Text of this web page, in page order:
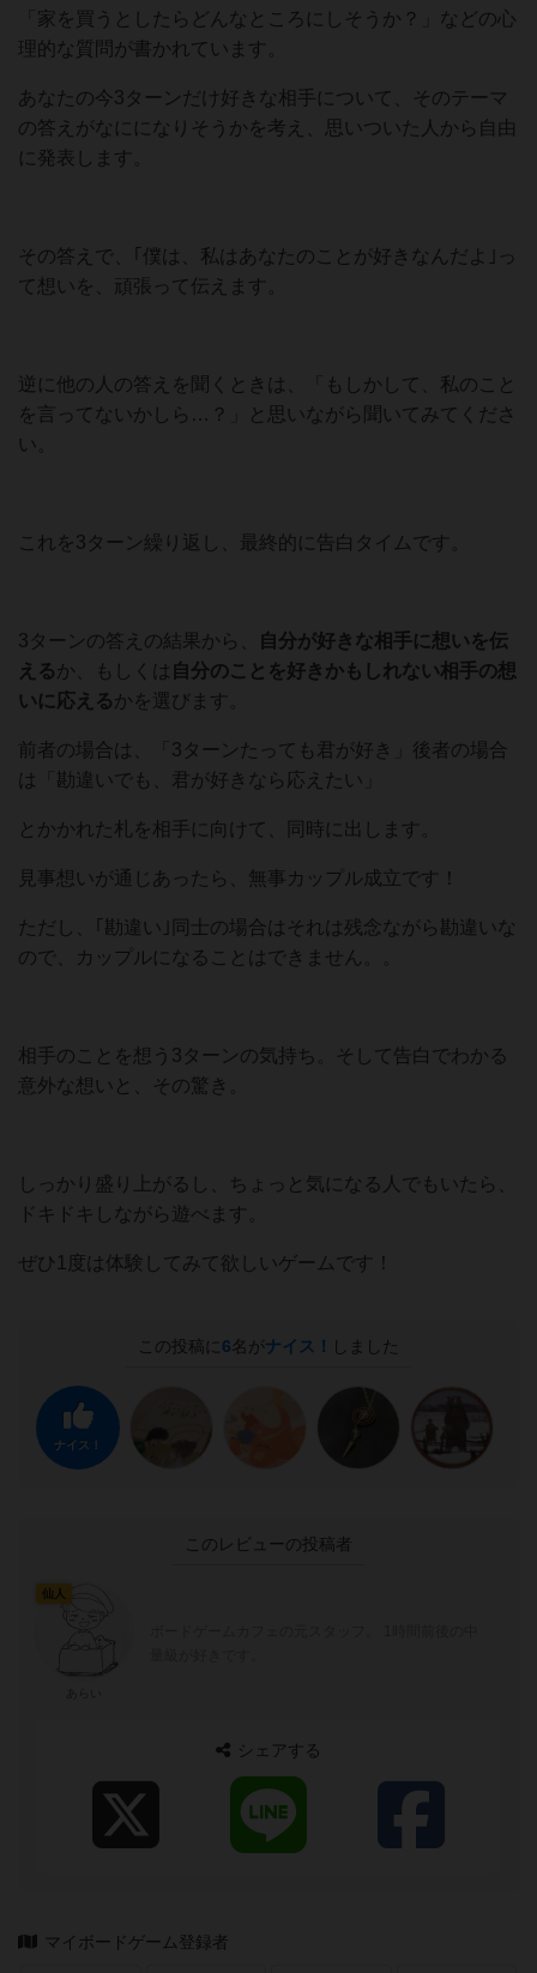
「家を買うとしたらどんなところにしそうか？」などの心
理的な質問が書かれています。
あなたの今3ターンだけ好きな相手について、そのテーマ
の答えがなにになりそうかを考え、思いついた人から自由
に発表します。
その答えで、｢僕は、私はあなたのことが好きなんだよ｣っ
て想いを、頑張って伝えます。
逆に他の人の答えを聞くときは、「もしかして、私のこと
を言ってないかしら…？」と思いながら聞いてみてくださ
い。
これを3ターン繰り返し、最終的に告白タイムです。
3ターンの答えの結果から、
自分が好きな相手に想いを伝
えるか、もしくは 自分のことを好きかもしれない相手の想
いに応えるかを選びます。
前者の場合は、「3ターンたっても君が好き」後者の場合
は「勘違いでも、君が好きなら応えたい」
とかかれた札を相手に向けて、同時に出します。
見事想いが通じあったら、無事カップル成立です！
ただし、｢勘違い｣同士の場合はそれは残念ながら勘違いな
ので、カップルになることはできません。。
相手のことを想う3ターンの気持ち。そして告白でわかる
意外な想いと、その驚き。
しっかり盛り上がるし、ちょっと気になる人でもいたら、
ドキドキしながら遊べます。
ぜひ1度は体験してみて欲しいゲームです！
この投稿に 6名がナイス！ しました
ナイス！
このレビューの投稿者
仙人
シェアする
マイボードゲーム登録者